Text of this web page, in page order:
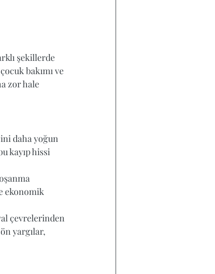
şekillerde
bakımı ve
zor hale
daha yoğun
kayıp hissi
ekonomik
çevrelerinden
yargılar,